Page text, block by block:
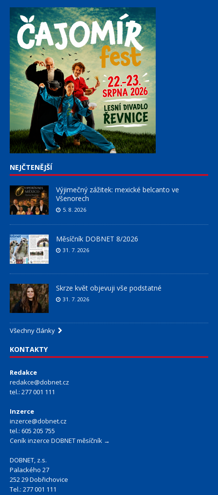
NEJČTENĚJŠÍ
Výjimečný zážitek: mexické belcanto ve
Všenorech
5. 8. 2026
Měsíčník DOBNET 8/2026
31. 7. 2026
Skrze květ objevuji vše podstatné
31. 7. 2026
Všechny články
KONTAKTY
Redakce
redakce@dobnet.cz
tel.: 277 001 111
Inzerce
inzerce@dobnet.cz
tel.: 605 205 755
Ceník inzerce DOBNET měsíčník →
DOBNET, z.s.
Palackého 27
252 29 Dobřichovice
Tel.: 277 001 111